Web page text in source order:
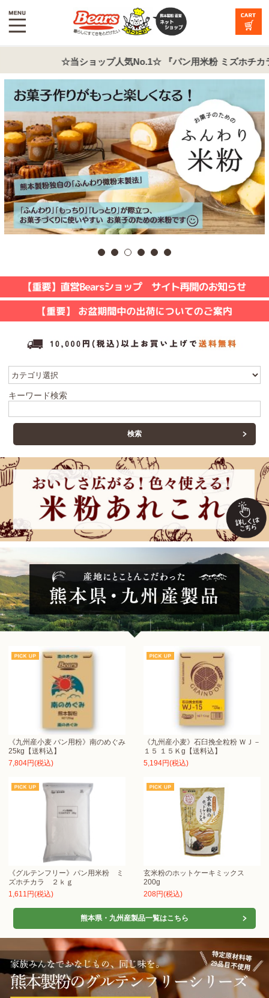
☆当ショップ人気No.1☆ 『パン用米粉 ミズホチカラ』商品
キーワード検索
《九州産小麦 パン用粉》南のめぐみ
25kg【送料込】
7,804円(税込)
《九州産小麦》石臼挽全粒粉 ＷＪ－
１５ １５Ｋg【送料込】
5,194円(税込)
《グルテンフリー》パン用米粉 ミ
ズホチカラ ２ｋｇ
1,611円(税込)
玄米粉のホットケーキミックス
200g
208円(税込)
熊本県・九州産製品一覧はこちら